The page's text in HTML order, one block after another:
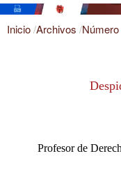
Inicio/Archivos /Número